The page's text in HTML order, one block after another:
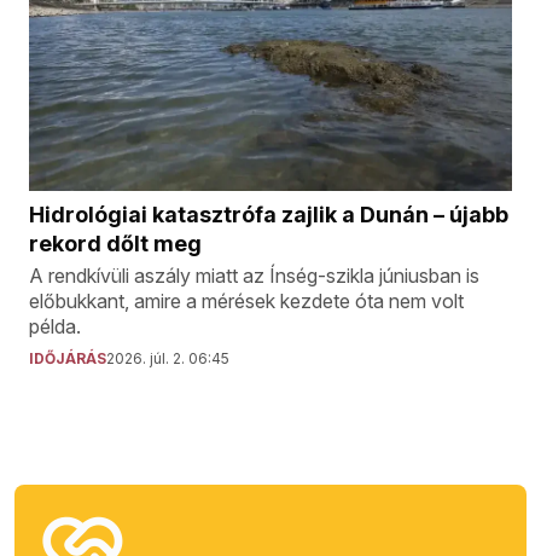
Hidrológiai katasztrófa zajlik a Dunán – újabb
rekord dőlt meg
A rendkívüli aszály miatt az Ínség-szikla júniusban is
előbukkant, amire a mérések kezdete óta nem volt
példa.
IDŐJÁRÁS2026. júl. 2. 06:45